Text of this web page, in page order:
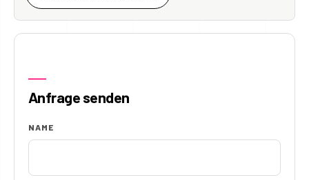
Anfrage senden
NAME